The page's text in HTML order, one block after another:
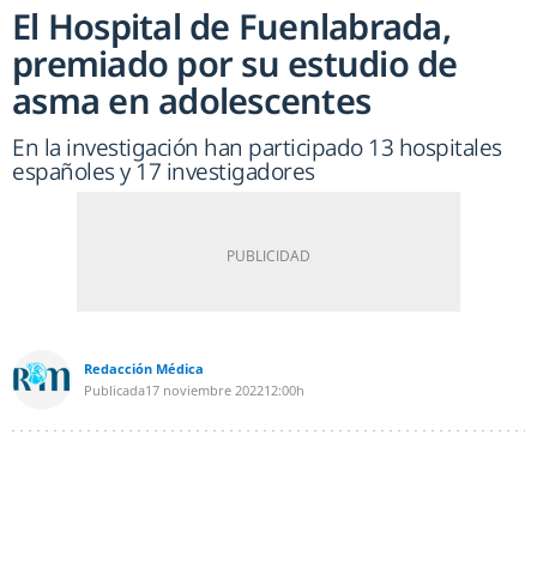
El Hospital de Fuenlabrada,
premiado por su estudio de
asma en adolescentes
En la investigación han participado 13 hospitales
españoles y 17 investigadores
Redacción Médica
Publicada17 noviembre 202212:00h